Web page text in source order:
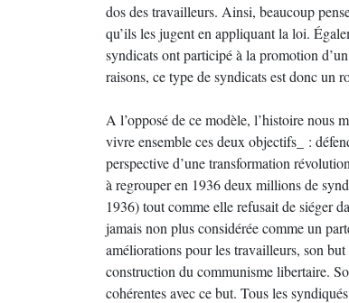
dos des travailleurs. Ainsi, beaucoup
qu’ils les jugent en appliquant la loi.
syndicats ont participé à la promotion
raisons, ce type de syndicats est donc un
A l’opposé de ce modèle, l’histoire nous
vivre ensemble ces deux objectifs_ :
perspective d’une transformation
à regrouper en 1936 deux millions de
1936) tout comme elle refusait de siéger
jamais non plus considérée comme un
améliorations pour les travailleurs, son
construction du communisme libertaire.
cohérentes avec ce but. Tous les